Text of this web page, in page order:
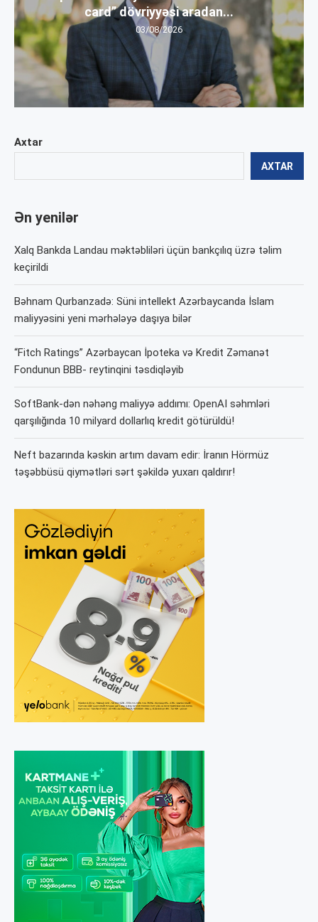
Axtar
AXTAR
Ən yenilər
Xalq Bankda Landau məktəbliləri üçün bankçılıq üzrə təlim
keçirildi
Bəhnam Qurbanzadə: Süni intellekt Azərbaycanda İslam
maliyyəsini yeni mərhələyə daşıya bilər
“Fitch Ratings” Azərbaycan İpoteka və Kredit Zəmanət
Fondunun BBB- reytinqini təsdiqləyib
SoftBank-dən nəhəng maliyyə addımı: OpenAI səhmləri
qarşılığında 10 milyard dollarlıq kredit götürüldü!
Neft bazarında kəskin artım davam edir: İranın Hörmüz
təşəbbüsü qiymətləri sərt şəkildə yuxarı qaldırır!
card” dövriyyəsi aradan...
03/08/2026